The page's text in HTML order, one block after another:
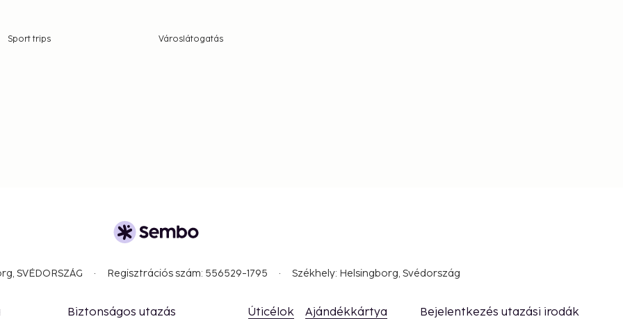
facilities, and a
Sport trips Városlátogatás
SVÉDORSZÁG Regisztrációs szám: 556529-1795 Székhely: Helsingborg, Svédország
Biztonságos utazás Úticélok Ajándékkártya Bejelentkezés utazási irodák